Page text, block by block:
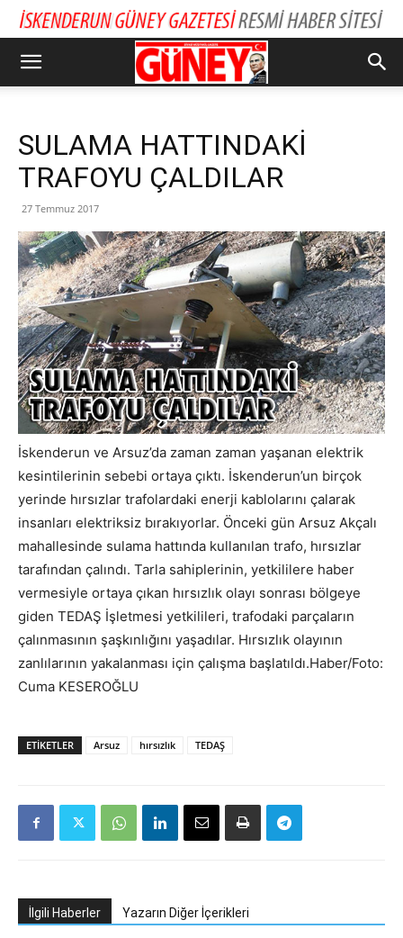
SULAMA HATTINDAKİ
TRAFOYU ÇALDILAR
27 Temmuz 2017
İskenderun ve Arsuz’da zaman zaman yaşanan elektrik
kesintilerinin sebebi ortaya çıktı. İskenderun’un birçok
yerinde hırsızlar trafolardaki enerji kablolarını çalarak
insanları elektriksiz bırakıyorlar. Önceki gün Arsuz Akçalı
mahallesinde sulama hattında kullanılan trafo, hırsızlar
tarafından çalındı. Tarla sahiplerinin, yetkililere haber
vermesiyle ortaya çıkan hırsızlık olayı sonrası bölgeye
giden TEDAŞ İşletmesi yetkilileri, trafodaki parçaların
çalınmasının şaşkınlığını yaşadılar. Hırsızlık olayının
zanlılarının yakalanması için çalışma başlatıldı.Haber/Foto:
Cuma KESEROĞLU
ETIKETLER Arsuz hırsızlık TEDAŞ
İlgili Haberler Yazarın Diğer İçerikleri